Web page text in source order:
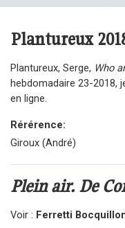
Plantureux
Plantureux, Serge, Who
hebdomadaire 23-2018,
en ligne.
Rérérence:
Giroux (André)
Plein air. De
Voir : Ferretti